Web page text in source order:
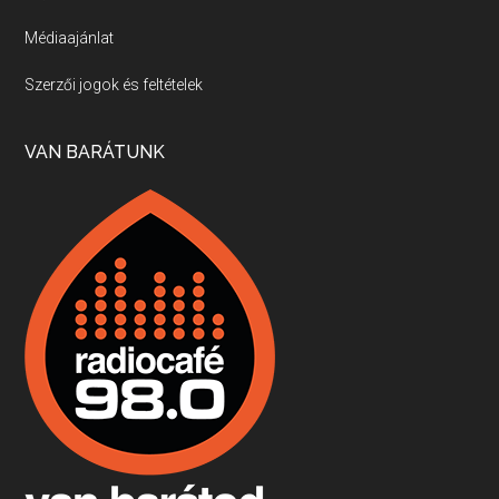
Villány, kékfrankos, Jackfall
Apr 17, 2026 • 00:35:38
Boston, teadélután, bab és homár
Apr 9, 2026 • 00:37:17
Fermentáljunk, a testünk meghálálja!
Apr 3, 2026 • 00:36:07
Médiaajánlat
Szerzői jogok és feltételek
VAN BARÁTUNK